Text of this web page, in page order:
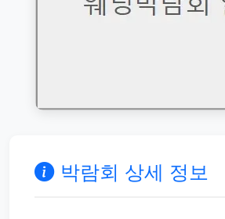
박람회 상세 정보